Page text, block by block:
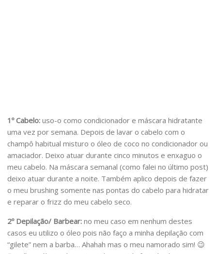
1º Cabelo: uso-o como condicionador e máscara hidratante
uma vez por semana. Depois de lavar o cabelo com o
champô habitual misturo o óleo de coco no condicionador ou
amaciador. Deixo atuar durante cinco minutos e enxaguo o
meu cabelo. Na máscara semanal (como falei no último post)
deixo atuar durante a noite. Também aplico depois de fazer
o meu brushing somente nas pontas do cabelo para hidratar
e reparar o frizz do meu cabelo seco.
2º Depilação/ Barbear: no meu caso em nenhum destes
casos eu utilizo o óleo pois não faço a minha depilação com
“gilete” nem a barba… Ahahah mas o meu namorado sim! 😉